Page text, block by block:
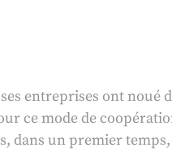
entreprises ont
ce mode de
dans un premier